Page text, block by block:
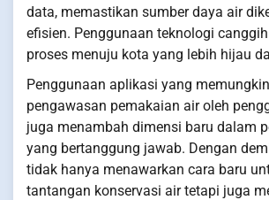
data, memastikan sumber daya air
efisien. Penggunaan teknologi
proses menuju kota yang lebih hijau
Penggunaan aplikasi yang
pengawasan pemakaian air oleh
juga menambah dimensi baru dalam
yang bertanggung jawab. Dengan
tidak hanya menawarkan cara baru
tantangan konservasi air tetapi juga